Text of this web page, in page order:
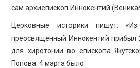
сам архиепископ Иннокентий
Церковные историки пишут:
преосвященный Иннокентий прибыл
для хиротонии во епископа
Попова. 4 марта было